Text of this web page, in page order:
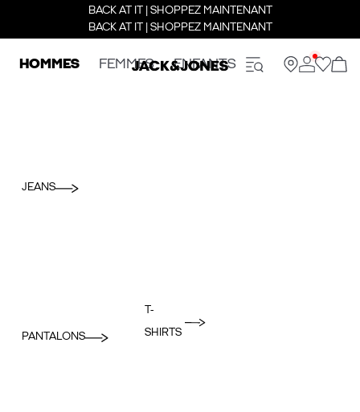
BACK AT IT | SHOPPEZ MAINTENANT
BACK AT IT | SHOPPEZ MAINTENANT
HOMMES FEMMES ENFANTS
JEANS
PANTALONS
T-
SHIRTS